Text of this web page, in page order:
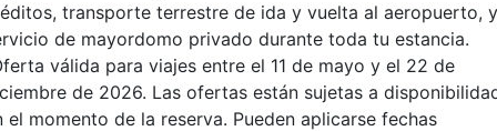
transporte terrestre de ida y vuelta al aeropuerto, y
de mayordomo privado durante toda tu estancia.
válida para viajes entre el 11 de mayo y el 22 de
de 2026. Las ofertas están sujetas a
el momento de la reserva. Pueden aplicarse fechas